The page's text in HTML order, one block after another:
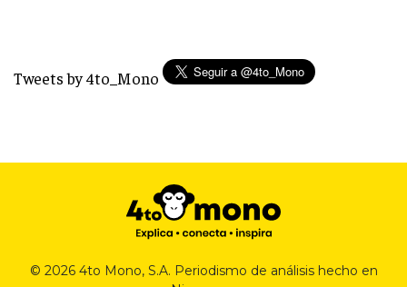
Tweets by 4to_Mono
© 2026 4to Mono, S.A. Periodismo de análisis hecho en